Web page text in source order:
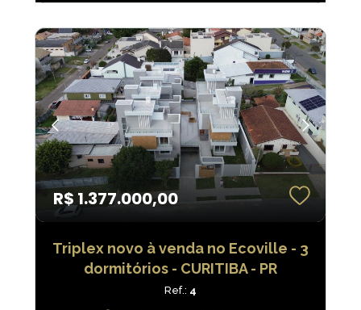
R$ 1.377.000,00
Triplex novo à venda no Ecoville - 3
dormitórios - CURITIBA - PR
Ref.: 4